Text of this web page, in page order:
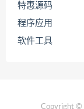
特惠源码
程序应用
软件工具
Copyright